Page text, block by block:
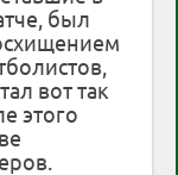
был
вот так
этого